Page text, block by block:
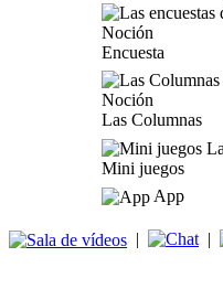
Encuesta
Las Columnas
Mini juegos
App
| |